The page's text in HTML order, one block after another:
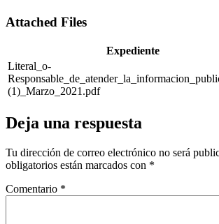
Attached Files
Expediente
Literal_o-
(1)_Marzo_2021.pdf
Deja una respuesta
Tu dirección de correo electrónico no será
obligatorios están marcados con *
Comentario *